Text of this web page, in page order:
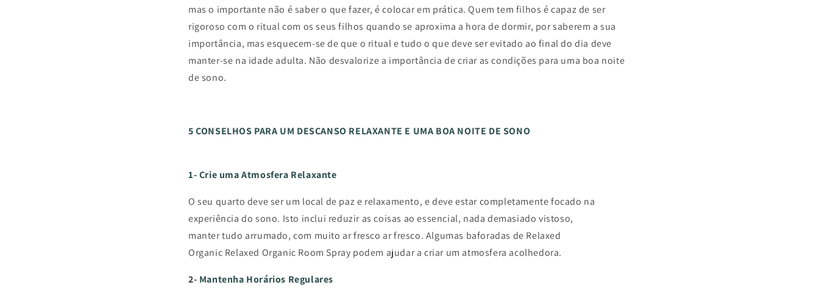
mas o importante não é saber o que fazer, é colocar em prática. Quem tem filhos é capaz de ser
rigoroso com o ritual com os seus filhos quando se aproxima a hora de dormir, por saberem a sua
importância, mas esquecem-se de que o ritual e tudo o que deve ser evitado ao final do dia deve
manter-se na idade adulta. Não desvalorize a importância de criar as condições para uma boa noite
de sono.
5 CONSELHOS PARA UM DESCANSO RELAXANTE E UMA BOA NOITE DE SONO
1- Crie uma Atmosfera Relaxante
O seu quarto deve ser um local de paz e relaxamento, e deve estar completamente focado na
experiência do sono. Isto inclui reduzir as coisas ao essencial, nada demasiado vistoso,
manter tudo arrumado, com muito ar fresco ar fresco. Algumas baforadas de Relaxed
Organic Relaxed Organic Room Spray podem ajudar a criar um atmosfera acolhedora.
2- Mantenha Horários Regulares